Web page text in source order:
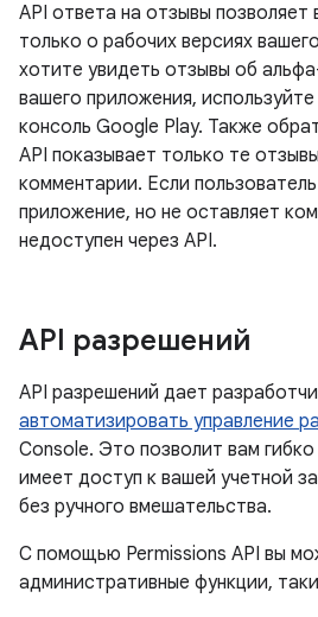
API ответа на отзывы позволяет
только о рабочих версиях
хотите увидеть отзывы об
вашего приложения,
консоль Google Play. Также
API показывает только те
комментарии. Если
приложение, но не оставляет
недоступен через API.
API разрешений
API разрешений дает
автоматизировать управление
Console. Это позволит вам
имеет доступ к вашей учетной
без ручного вмешательства.
С помощью Permissions API вы
административные функции,